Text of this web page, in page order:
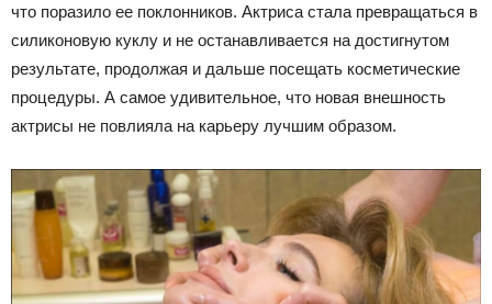
что поразило ее поклонников. Актриса стала превращаться в
силиконовую куклу и не останавливается на достигнутом
результате, продолжая и дальше посещать косметические
процедуры. А самое удивительное, что новая внешность
актрисы не повлияла на карьеру лучшим образом.